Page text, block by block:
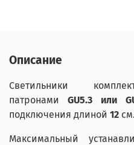
Описание
Светильники
патронами
GU5.3 или
подключения длиной 12 см.
Максимальный